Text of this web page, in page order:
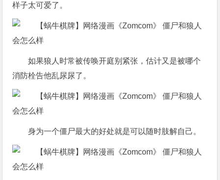
样子太可爱了。
如果狼人时常被传唤开庭别紧张，估计又是被哪个
消防栓告他乱尿尿了。
身为一个僵尸最大的好处就是可以随时肢解自己。